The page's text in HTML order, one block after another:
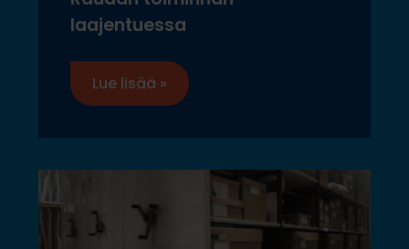
laajentuessa
Lue lisää »